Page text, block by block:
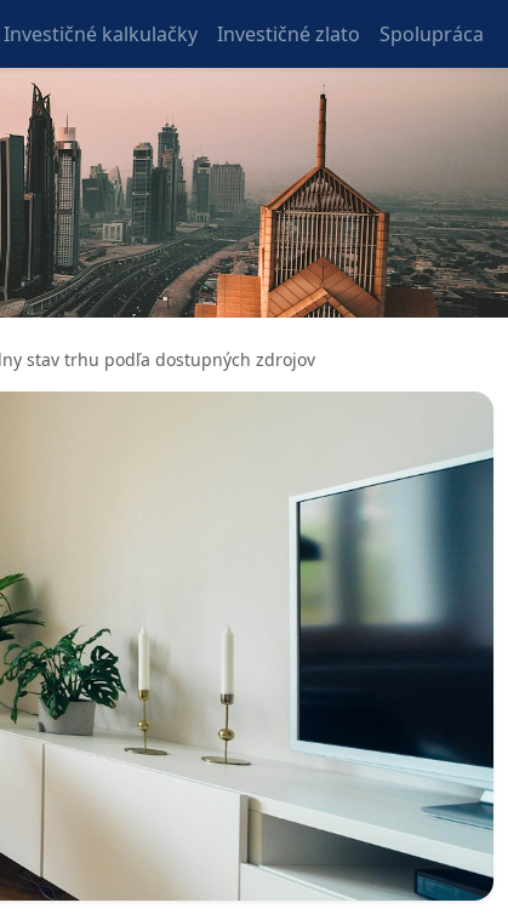
Investičné kalkulačky Investičné zlato Spolupráca
stav trhu podľa dostupných zdrojov